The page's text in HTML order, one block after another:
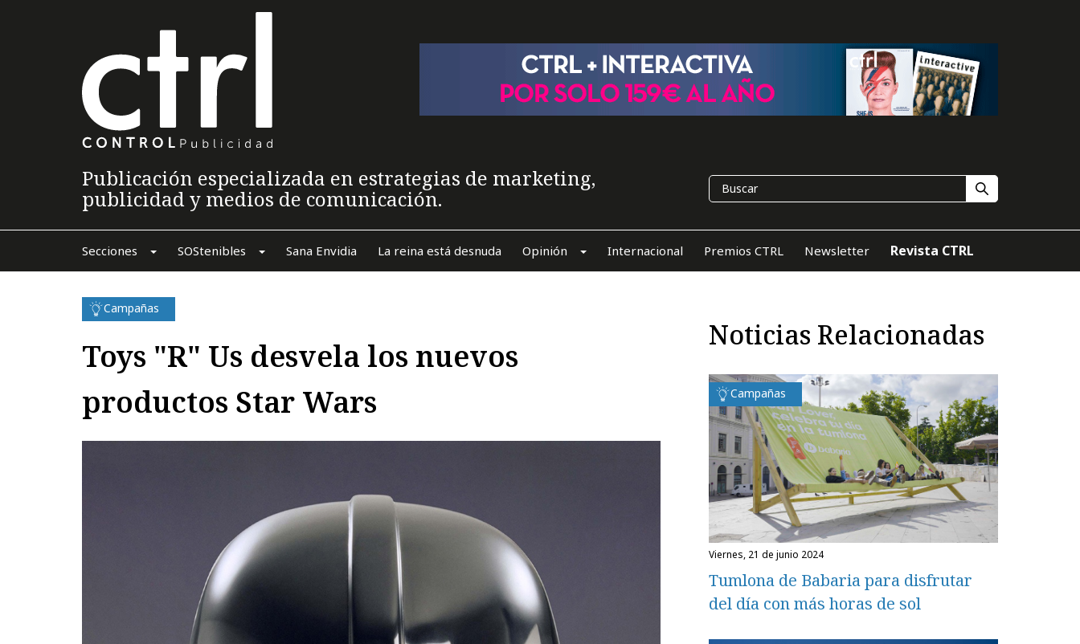
Publicación especializada en estrategias de marketing,
publicidad y medios de comunicación.
Secciones SOStenibles Sana Envidia La reina está desnuda Opinión Internacional Premios CTRL Newsletter Revista CTRL
Campañas
Toys "R" Us desvela los nuevos
productos Star Wars
Noticias Relacionadas
Campañas
viernes, 21 de junio 2024
Tumlona de Babaria para disfrutar
del día con más horas de sol